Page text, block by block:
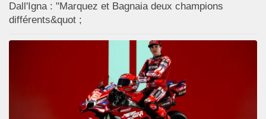
Dall'Igna : "Marquez et Bagnaia deux champions
différents&quot ;